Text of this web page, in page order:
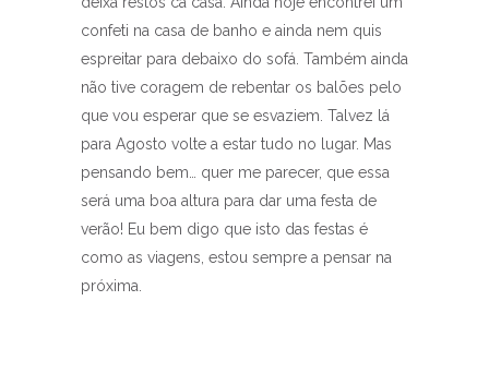
confeti na casa de banho e ainda nem quis
espreitar para debaixo do sofá. Também ainda
não tive coragem de rebentar os balões pelo
que vou esperar que se esvaziem. Talvez lá
para Agosto volte a estar tudo no lugar. Mas
pensando bem… quer me parecer, que essa
será uma boa altura para dar uma festa de
verão! Eu bem digo que isto das festas é
como as viagens, estou sempre a pensar na
próxima.